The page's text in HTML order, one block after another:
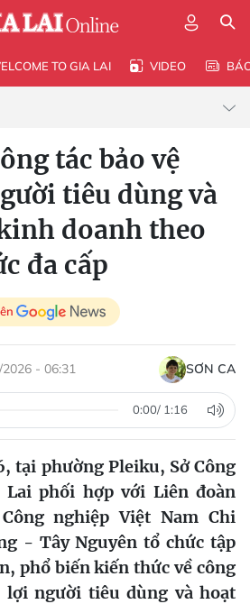
TO GIA LAI VIDEO
tác bảo vệ
tiêu dùng và
doanh theo
đa cấp
- 06:31 SƠN CA
0:00/ 1:16
tại phường Pleiku, Sở Công
phối hợp với Liên đoàn
nghiệp Việt Nam Chi
- Tây Nguyên tổ chức tập
phổ biến kiến thức về công
lợi người tiêu dùng và hoạt